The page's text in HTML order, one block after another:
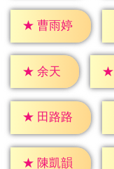
★ 曹雨婷
★ 余天 ★
★ 田路路
★ 陳凱韻